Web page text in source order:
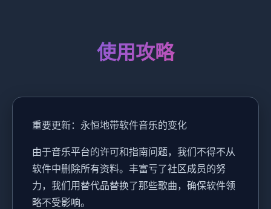
使用攻略
重要更新：永恒地带软件音乐的变化
由于音乐平台的许可和指南问题，我们不得不从
软件中删除所有资料。丰富亏了社区成员的努
力，我们用替代品替换了那些歌曲，确保软件领
略不受影响。